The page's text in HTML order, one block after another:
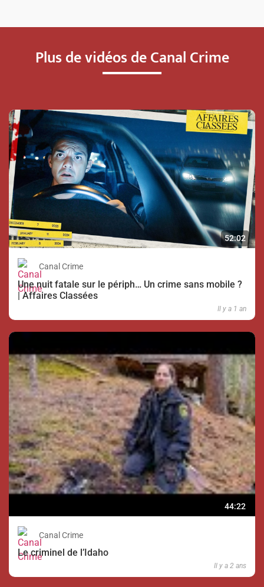
Plus de vidéos de Canal Crime
52:02
Canal Crime
Une nuit fatale sur le périph… Un crime sans mobile ?
| Affaires Classées
Il y a 1 an
44:22
Canal Crime
Le criminel de l’Idaho
Il y a 2 ans